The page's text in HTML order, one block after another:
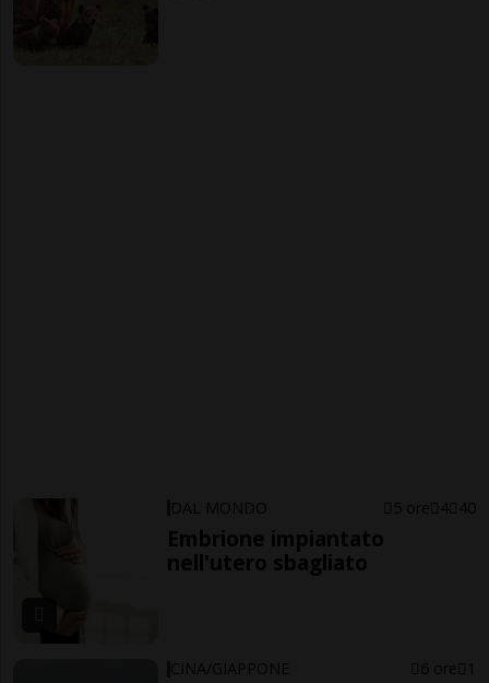
DAL MONDO 5 ore 4 40
Embrione impiantato
nell'utero sbagliato
CINA/GIAPPONE 6 ore 1